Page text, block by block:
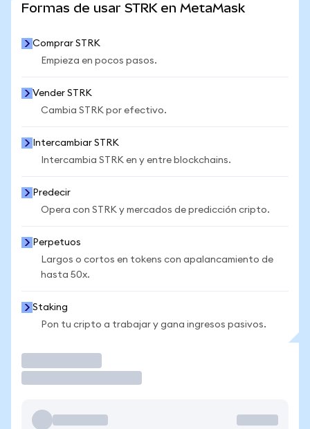
Formas de usar STRK en MetaMask
Comprar STRK
Empieza en pocos pasos.
Vender STRK
Cambia STRK por efectivo.
Intercambiar STRK
Intercambia STRK en y entre blockchains.
Predecir
Opera con STRK y mercados de predicción cripto.
Perpetuos
Largos o cortos en tokens con apalancamiento de
hasta 50x.
Staking
Pon tu cripto a trabajar y gana ingresos pasivos.